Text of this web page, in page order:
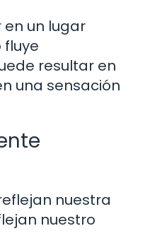
en un lugar
resultar en
una sensación
nuestra
nuestro